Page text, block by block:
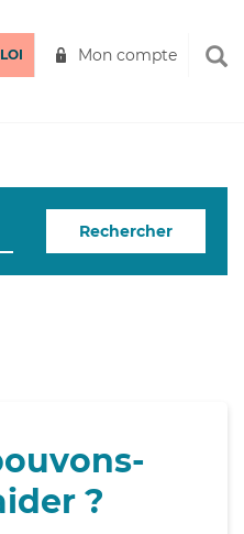
Mon compte
Rechercher
?